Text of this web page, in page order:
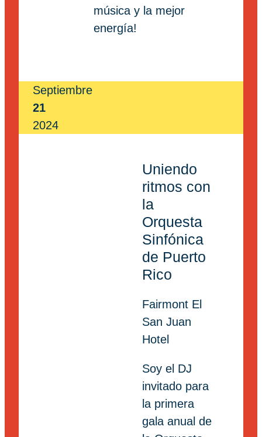
música y la mejor
energía!
Septiembre
21
2024
Uniendo
ritmos con
la
Orquesta
Sinfónica
de Puerto
Rico
Fairmont El
San Juan
Hotel
Soy el DJ
invitado para
la primera
gala anual de